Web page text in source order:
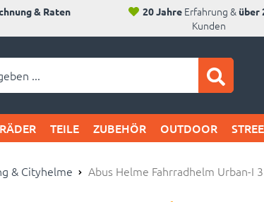
& Raten 20 JahreErfahrung & über
Kunden
TEILE ZUBEHÖR OUTDOOR
& Cityhelme Abus Helme Fahrradhelm Urban-I